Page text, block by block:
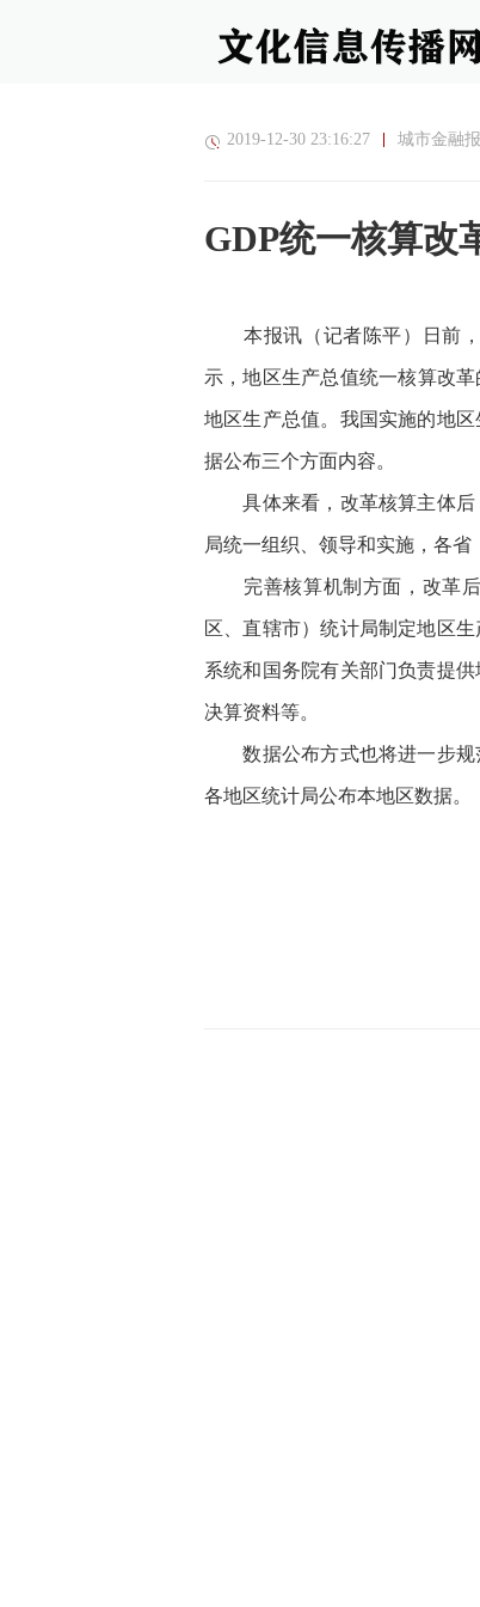
2019-12-30 23:16:27 城市金融报
GDP统一核算改
本报讯（记者陈平）日前，
示，地区生产总值统一核算改
地区生产总值。我国实施的地
据公布三个方面内容。
具体来看，改革核算主体后
局统一组织、领导和实施，各省
完善核算机制方面，改革后
区、直辖市）统计局制定地区
系统和国务院有关部门负责提
决算资料等。
数据公布方式也将进一步规
各地区统计局公布本地区数据。